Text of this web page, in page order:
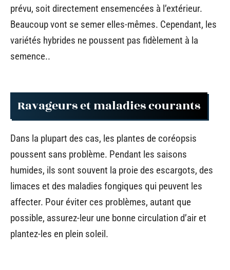
prévu, soit directement ensemencées à l’extérieur.
Beaucoup vont se semer elles-mêmes. Cependant, les
variétés hybrides ne poussent pas fidèlement à la
semence..
Ravageurs et maladies courants
Dans la plupart des cas, les plantes de coréopsis
poussent sans problème. Pendant les saisons
humides, ils sont souvent la proie des escargots, des
limaces et des maladies fongiques qui peuvent les
affecter. Pour éviter ces problèmes, autant que
possible, assurez-leur une bonne circulation d’air et
plantez-les en plein soleil.